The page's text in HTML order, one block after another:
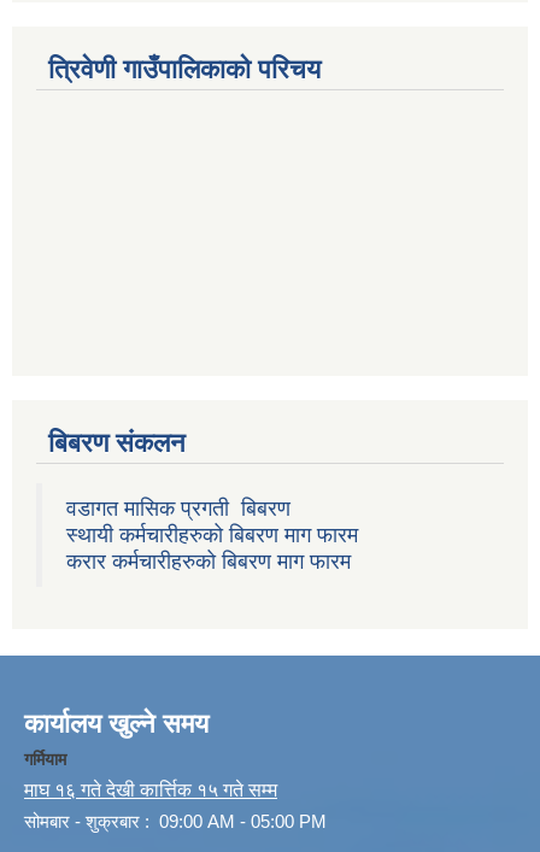
त्रिवेणी गाउँपालिकाको परिचय
बिबरण संकलन
वडागत मासिक प्रगती बिबरण
स्थायी कर्मचारीहरुको बिबरण माग फारम
करार कर्मचारीहरुको बिबरण माग फारम
कार्यालय खुल्ने समय
गर्मियाम
माघ १६ गते देखी कार्त्तिक १५ गते सम्म
सोमबार - शुक्रबार : 09:00 AM - 05:00 PM